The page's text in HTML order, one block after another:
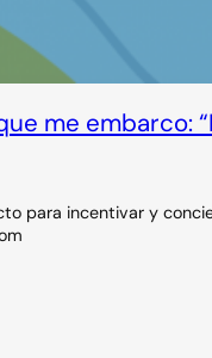
me embarco:
para incentivar y